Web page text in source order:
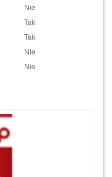
Nie
Tak
Tak
Nie
Nie